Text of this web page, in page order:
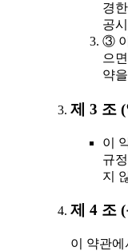
경
공
③
으
약
제 3 조
이
규
지
제 4 조
이 약관